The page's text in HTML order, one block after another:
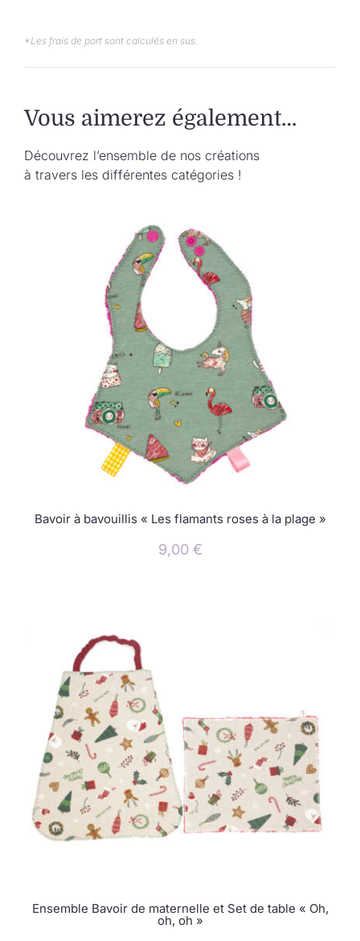
*Les frais de port sont calculés en sus.
Vous aimerez également…
Découvrez l’ensemble de nos créations
à travers les différentes catégories !
Bavoir à bavouillis « Les flamants roses à la plage »
9,00 €
Ensemble Bavoir de maternelle et Set de table « Oh,
oh, oh »